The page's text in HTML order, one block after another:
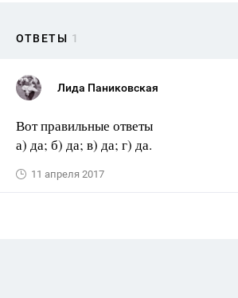
ОТВЕТЫ 1
Лида Паниковская
Вот правильные ответы
а) да; б) да; в) да; г) да.
11 апреля 2017